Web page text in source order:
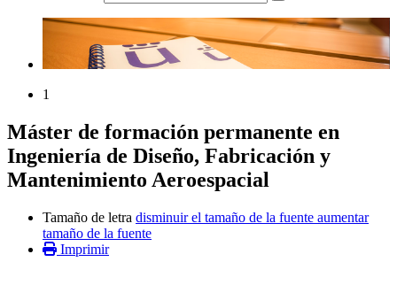
1
Máster de formación permanente en
Ingeniería de Diseño, Fabricación y
Mantenimiento Aeroespacial
Tamaño de letra disminuir el tamaño de la fuente aumentar
tamaño de la fuente
Imprimir